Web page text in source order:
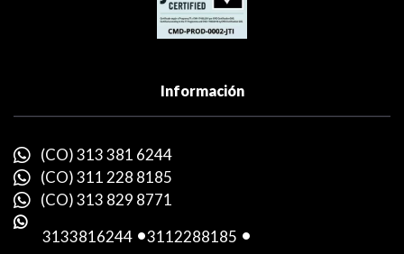
Información
(CO) 313 381 6244
(CO) 311 228 8185
(CO) 313 829 8771
3133816244 -3112288185 -